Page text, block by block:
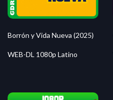
Borrón y Vida Nueva (2025)
WEB-DL 1080p Latino